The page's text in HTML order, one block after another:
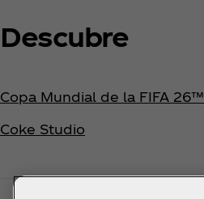
Descubre
Copa Mundial de la FIFA 26™
Coke Studio